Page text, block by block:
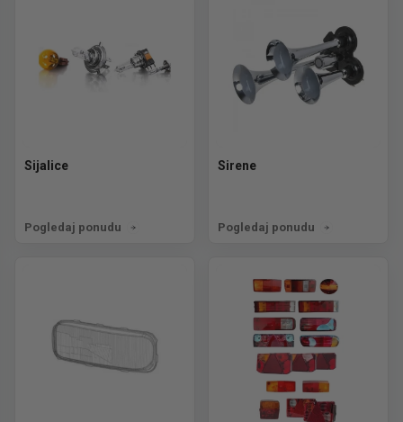
Sijalice
Pogledaj ponudu
Sirene
Pogledaj ponudu